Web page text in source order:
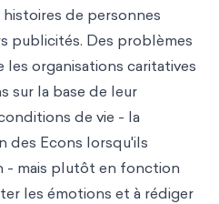
de personnes
publicités. Des problèmes
organisations caritatives
sur la base de leur
de vie - la
des Econs lorsqu'ils
- mais plutôt en fonction
les émotions et à rédiger